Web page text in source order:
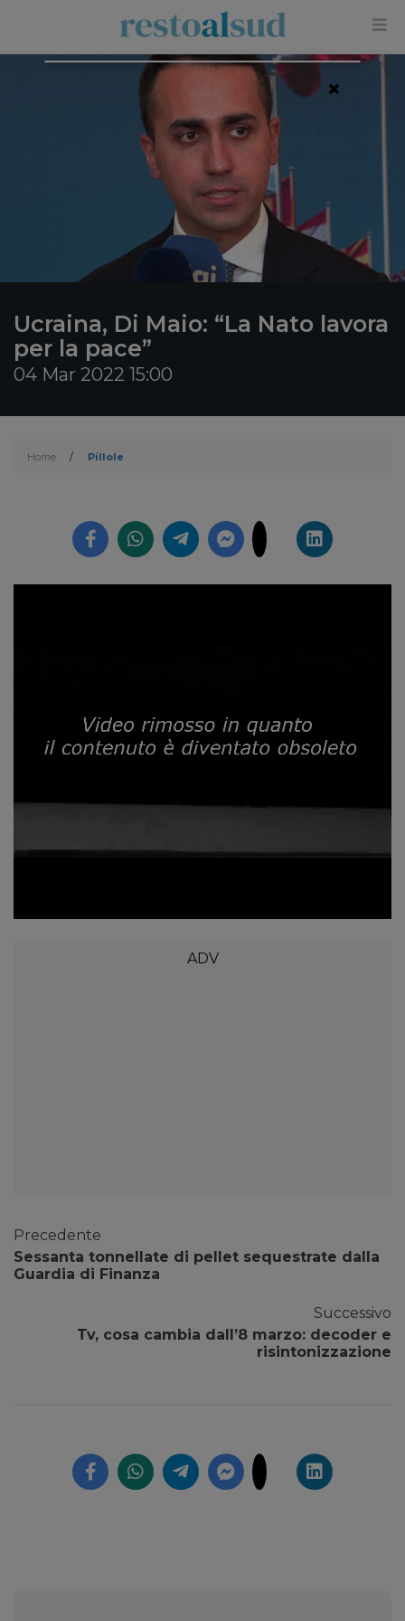
Ucraina, Di Maio: “La Nato lavora
per la pace”
04 Mar 2022 15:00
Home / Pillole
Precedente
Sessanta tonnellate di pellet sequestrate dalla
Guardia di Finanza
Successivo
Tv, cosa cambia dall’8 marzo: decoder e
risintonizzazione
×